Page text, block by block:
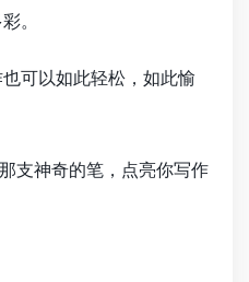
。
可以如此轻松，如此愉
支神奇的笔，点亮你写作